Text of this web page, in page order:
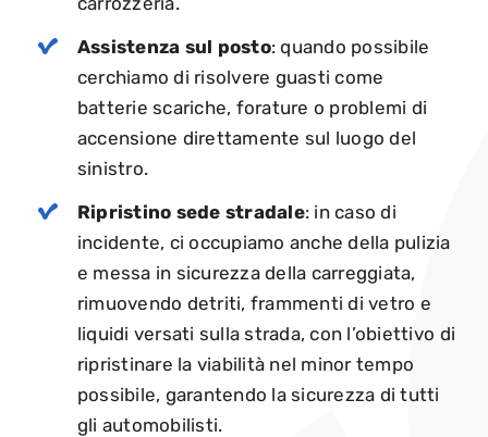
Assistenza sul posto: quando possibile
cerchiamo di risolvere guasti come
batterie scariche, forature o problemi di
accensione direttamente sul luogo del
sinistro.
Ripristino sede stradale: in caso di
incidente, ci occupiamo anche della pulizia
e messa in sicurezza della carreggiata,
rimuovendo detriti, frammenti di vetro e
liquidi versati sulla strada, con l’obiettivo di
ripristinare la viabilità nel minor tempo
possibile, garantendo la sicurezza di tutti
gli automobilisti.